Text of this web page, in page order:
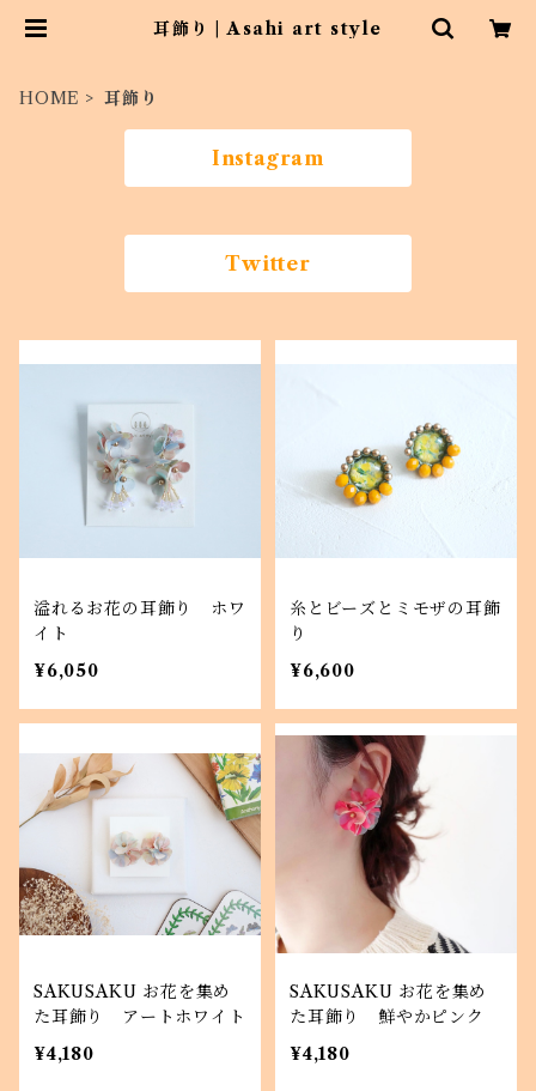
耳飾り | Asahi art style
HOME 耳飾り
Instagram
Twitter
溢れるお花の耳飾り ホワ
イト
¥6,050
糸とビーズとミモザの耳飾
り
¥6,600
SAKUSAKU お花を集め
た耳飾り アートホワイト
¥4,180
SAKUSAKU お花を集め
た耳飾り 鮮やかピンク
¥4,180